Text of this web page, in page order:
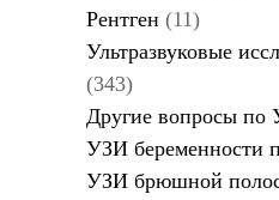
Рентген (11)
Ультразвуковые
(343)
Другие вопросы по
УЗИ беременности
УЗИ брюшной